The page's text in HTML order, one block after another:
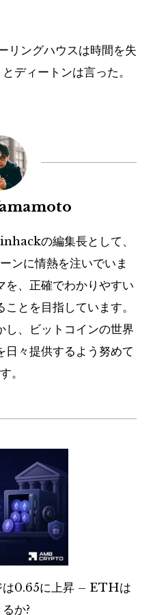
リングハウスは時間を失
ディートンは言った。
の編集長として、
ンに情熱を注いでいま
を、正確でわかりやすい
とを目指しています。
し、ビットコインの世界
日々提供するよう努めて
。
は0.65に上昇 – ETHは
か?